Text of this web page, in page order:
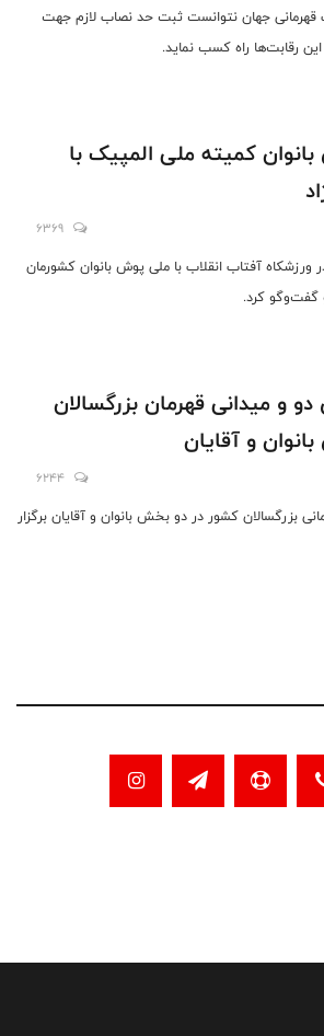
مسابقات قهرمانی جهان نتوانست ثبت حد نصاب لازم جهت
رقابت‌ها راه کسب نماید.
کمیته ملی المپیک با
6369
ورزشکاه آفتاب انقلاب با ملی پوش بانوان کشورمان
گفت‌وگو کرد.
و میدانی قهرمان بزرگسالان
و آقایان
6244
بزرگسالان کشور در دو بخش بانوان و آقایان برگزار